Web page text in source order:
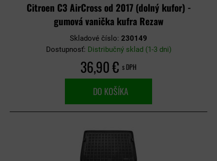
Citroen C3 AirCross od 2017 (dolný kufor) -
gumová vanička kufra Rezaw
Skladové číslo: 230149
Dostupnosť: Distribučný sklad (1-3 dni)
36,90 € s DPH
DO KOŠÍKA